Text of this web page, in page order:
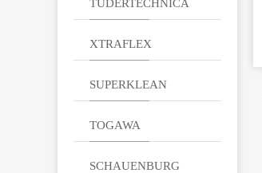
TUDERTECHNICA
XTRAFLEX
SUPERKLEAN
TOGAWA
SCHAUENBURG